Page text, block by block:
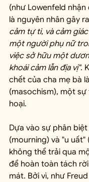
(như Lowenfeld
là nguyên nhân gây
cảm tự ti, và cảm
một người phụ nữ
việc sở hữu một
khoái cảm lẫn địa vị".
chết của cha mẹ bà
(masochism), một
hoại.
Dựa vào sự phân
(mourning) và "u
không thể trải qua
để hoàn toàn tách
mát. Bởi vì, như